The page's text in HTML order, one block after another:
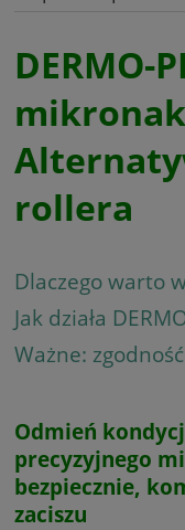
DERMO-
rollera
Dlaczego warto
Jak działa
Ważne:
Odmień
precyzyjnego
bezpiecznie,
zaciszu